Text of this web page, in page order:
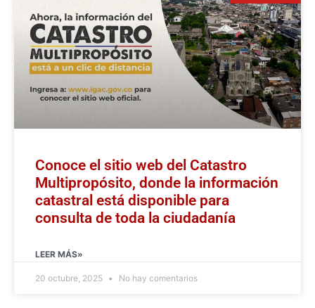
Conoce el sitio web del Catastro
Multipropósito, donde la información
catastral está disponible para
consulta de toda la ciudadanía
LEER MÁS»
20 octubre, 2025 No hay comentarios